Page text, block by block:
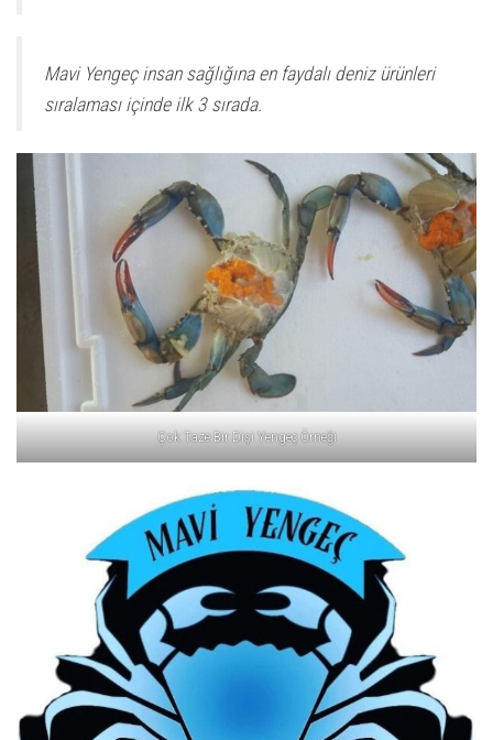
Mavi Yengeç insan sağlığına en faydalı deniz ürünleri
sıralaması içinde ilk 3 sırada.
Çok Taze Bir Dişi Yengeç Örneği